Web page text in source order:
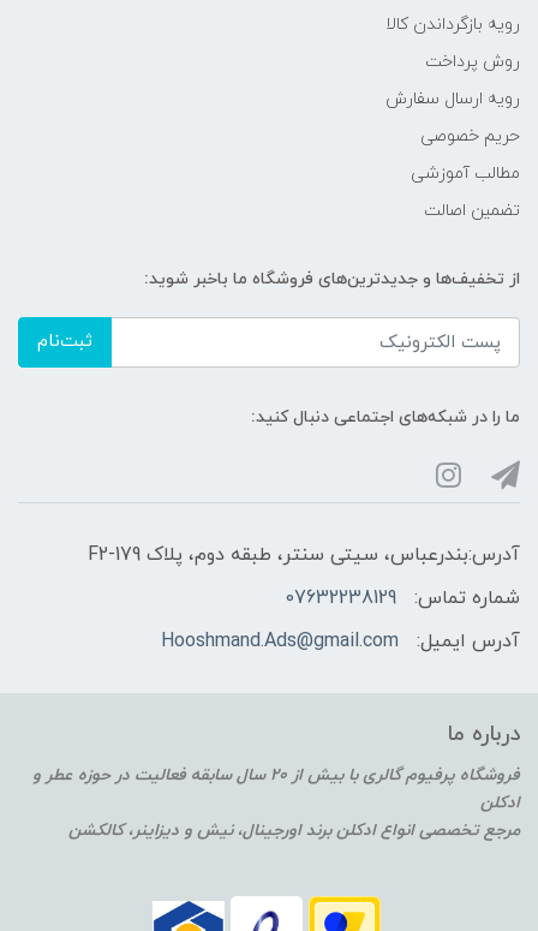
رویه‌ بازگرداندن کالا
روش پرداخت
رویه ارسال سفارش
حریم خصوصی
مطالب آموزشی
تضمین اصالت
از تخفیف‌ها و جدیدترین‌های فروشگاه ما باخبر شوید:
ثبت‌نام
ما را در شبکه‌های اجتماعی دنبال کنید:
آدرس:بندرعباس، سیتی سنتر، طبقه دوم، پلاک F2-179
شماره تماس:
07632238129
آدرس ایمیل:
Hooshmand.Ads@gmail.com
درباره ما
فروشگاه پرفیوم گالری با بیش از 20 سال سابقه فعالیت در حوزه عطر و
ادکلن
مرجع تخصصی انواع ادکلن برند اورجینال، نیش و دیزاینر، کالکشن